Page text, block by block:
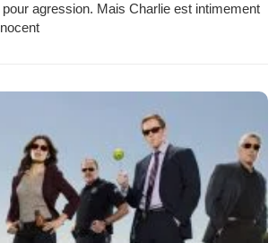
agression. Mais Charlie est intimement